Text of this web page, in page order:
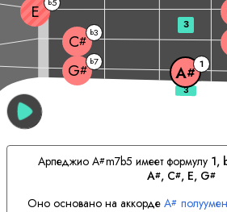
G#
b7
A# 1
C#
b3
E
3
АрпеджиоA#m7b5 имеет формулу 1,
A#, C#, E, G#
Оно основано на аккордеA#